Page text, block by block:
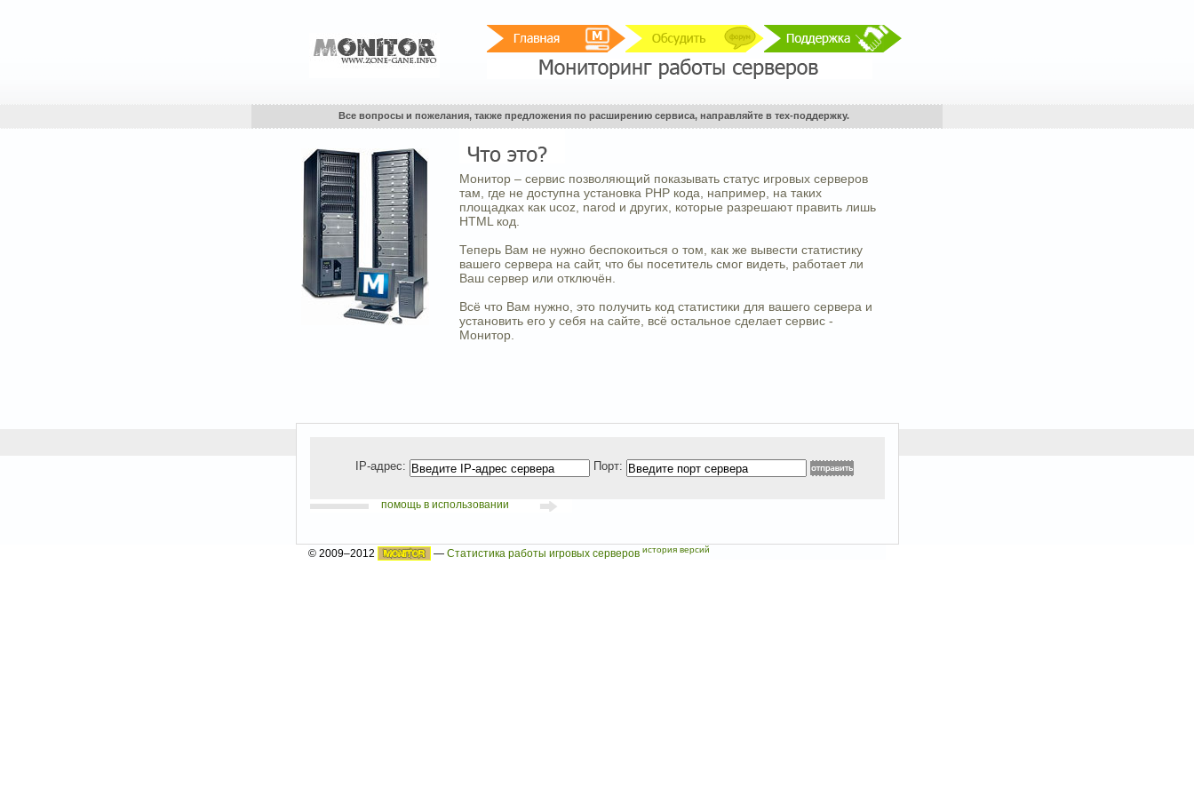
Все вопросы и пожелания, также предложения по расширению сервиса, направляйте в тех-поддержку.
Монитор – сервис позволяющий показывать статус игровых серверов
там, где не доступна установка PHP кода, например, на таких
площадках как ucoz, narod и других, которые разрешают править лишь
HTML код.
Теперь Вам не нужно беспокоиться о том, как же вывести статистику
вашего сервера на сайт, что бы посетитель смог видеть, работает ли
Ваш сервер или отключён.
Всё что Вам нужно, это получить код статистики для вашего сервера и
установить его у себя на сайте, всё остальное сделает сервис -
Монитор.
IP-адрес: Порт:
помощь в использовании
© 2009–2012 — Статистика работы игровых серверов история версий